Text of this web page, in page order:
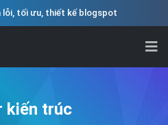
lỗi, tối ưu, thiết kế blogspot
kiến trúc